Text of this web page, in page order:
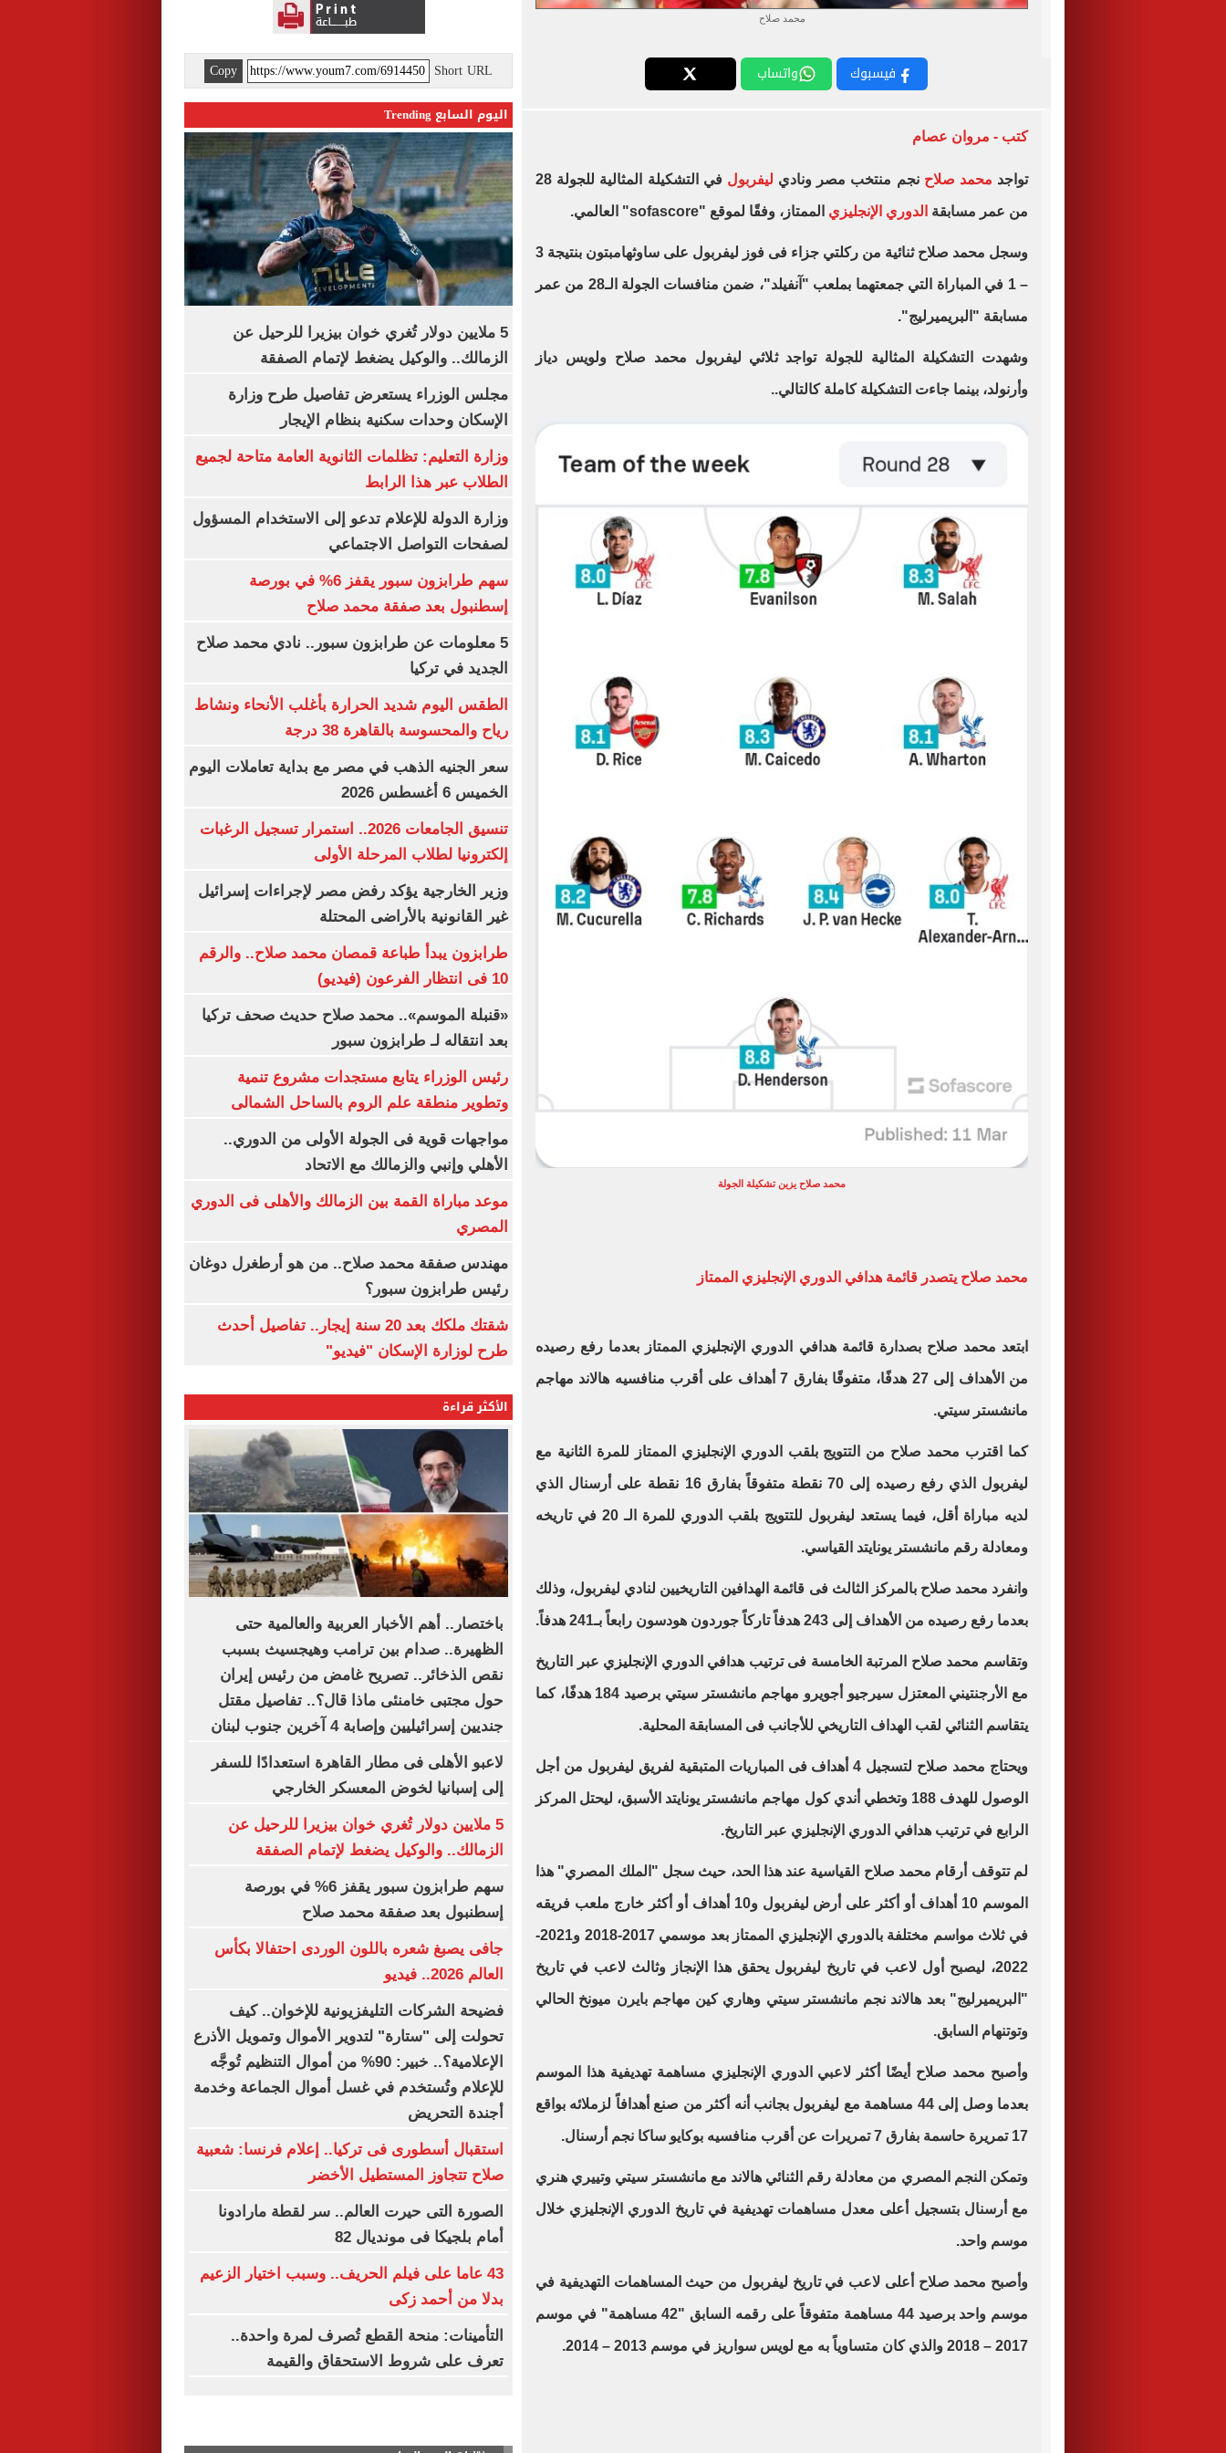
محمد صلاح
فيسبوك واتساب
كتب - مروان عصام
تواجد محمد صلاحنجم منتخب مصر ونادي ليفربول في التشكيلة المثالية للجولة 28
من عمر مسابقة الدوري الإنجليزي الممتاز، وفقًا لموقع "sofascore" العالمي.
وسجل محمد صلاح ثنائية من ركلتي جزاء فى فوز ليفربول على ساوثهامبتون بنتيجة 3
– 1 في المباراة التي جمعتهما بملعب "آنفيلد"، ضمن منافسات الجولة الـ28 من عمر
مسابقة "البريميرليج".
وشهدت التشكيلة المثالية للجولة تواجد ثلاثي ليفربول محمد صلاح ولويس دياز
وأرنولد، بينما جاءت التشكيلة كاملة كالتالي..
محمد صلاح يزين تشكيلة الجولة
محمد صلاح يتصدر قائمة هدافي الدوري الإنجليزي الممتاز
ابتعد محمد صلاح بصدارة قائمة هدافي الدوري الإنجليزي الممتاز بعدما رفع رصيده
من الأهداف إلى 27 هدفًا، متفوقًا بفارق 7 أهداف على أقرب منافسيه هالاند مهاجم
مانشستر سيتي.
كما اقترب محمد صلاح من التتويج بلقب الدوري الإنجليزي الممتاز للمرة الثانية مع
ليفربول الذي رفع رصيده إلى 70 نقطة متفوقاً بفارق 16 نقطة على أرسنال الذي
لديه مباراة أقل، فيما يستعد ليفربول للتتويج بلقب الدوري للمرة الـ 20 في تاريخه
ومعادلة رقم مانشستر يونايتد القياسي.
وانفرد محمد صلاح بالمركز الثالث فى قائمة الهدافين التاريخيين لنادي ليفربول، وذلك
بعدما رفع رصيده من الأهداف إلى 243 هدفاً تاركاً جوردون هودسون رابعاً بـ241 هدفاً.
وتقاسم محمد صلاح المرتبة الخامسة فى ترتيب هدافي الدوري الإنجليزي عبر التاريخ
مع الأرجنتيني المعتزل سيرجيو أجويرو مهاجم مانشستر سيتي برصيد 184 هدفًا، كما
يتقاسم الثنائي لقب الهداف التاريخي للأجانب فى المسابقة المحلية.
ويحتاج محمد صلاح لتسجيل 4 أهداف فى المباريات المتبقية لفريق ليفربول من أجل
الوصول للهدف 188 وتخطي أندي كول مهاجم مانشستر يونايتد الأسبق، ليحتل المركز
الرابع في ترتيب هدافي الدوري الإنجليزي عبر التاريخ.
لم تتوقف أرقام محمد صلاح القياسية عند هذا الحد، حيث سجل "الملك المصري" هذا
الموسم 10 أهداف أو أكثر على أرض ليفربول و10 أهداف أو أكثر خارج ملعب فريقه
في ثلاث مواسم مختلفة بالدوري الإنجليزي الممتاز بعد موسمي 2017-2018 و2021-
2022، ليصبح أول لاعب في تاريخ ليفربول يحقق هذا الإنجاز وثالث لاعب في تاريخ
"البريميرليج" بعد هالاند نجم مانشستر سيتي وهاري كين مهاجم بايرن ميونخ الحالي
وتوتنهام السابق.
وأصبح محمد صلاح أيضًا أكثر لاعبي الدوري الإنجليزي مساهمة تهديفية هذا الموسم
بعدما وصل إلى 44 مساهمة مع ليفربول بجانب أنه أكثر من صنع أهدافاً لزملائه بواقع
17 تمريرة حاسمة بفارق 7 تمريرات عن أقرب منافسيه بوكايو ساكا نجم أرسنال.
وتمكن النجم المصري من معادلة رقم الثنائي هالاند مع مانشستر سيتي وتييري هنري
مع أرسنال بتسجيل أعلى معدل مساهمات تهديفية في تاريخ الدوري الإنجليزي خلال
موسم واحد.
وأصبح محمد صلاح أعلى لاعب في تاريخ ليفربول من حيث المساهمات التهديفية في
موسم واحد برصيد 44 مساهمة متفوقاً على رقمه السابق "42 مساهمة" في موسم
2017 – 2018 والذي كان متساوياً به مع لويس سواريز في موسم 2013 – 2014.
Short URL
Copy
اليوم السابع Trending
5 ملايين دولار تُغري خوان بيزيرا للرحيل عن
الزمالك.. والوكيل يضغط لإتمام الصفقة
مجلس الوزراء يستعرض تفاصيل طرح وزارة
الإسكان وحدات سكنية بنظام الإيجار
وزارة التعليم: تظلمات الثانوية العامة متاحة لجميع
الطلاب عبر هذا الرابط
وزارة الدولة للإعلام تدعو إلى الاستخدام المسؤول
لصفحات التواصل الاجتماعي
سهم طرابزون سبور يقفز 6% في بورصة
إسطنبول بعد صفقة محمد صلاح
5 معلومات عن طرابزون سبور.. نادي محمد صلاح
الجديد في تركيا
الطقس اليوم شديد الحرارة بأغلب الأنحاء ونشاط
رياح والمحسوسة بالقاهرة 38 درجة
سعر الجنيه الذهب في مصر مع بداية تعاملات اليوم
الخميس 6 أغسطس 2026
تنسيق الجامعات 2026.. استمرار تسجيل الرغبات
إلكترونيا لطلاب المرحلة الأولى
وزير الخارجية يؤكد رفض مصر لإجراءات إسرائيل
غير القانونية بالأراضى المحتلة
طرابزون يبدأ طباعة قمصان محمد صلاح.. والرقم
10 فى انتظار الفرعون (فيديو)
«قنبلة الموسم».. محمد صلاح حديث صحف تركيا
بعد انتقاله لـ طرابزون سبور
رئيس الوزراء يتابع مستجدات مشروع تنمية
وتطوير منطقة علم الروم بالساحل الشمالى
مواجهات قوية فى الجولة الأولى من الدوري..
الأهلي وإنبي والزمالك مع الاتحاد
موعد مباراة القمة بين الزمالك والأهلى فى الدوري
المصري
مهندس صفقة محمد صلاح.. من هو أرطغرل دوغان
رئيس طرابزون سبور؟
شقتك ملكك بعد 20 سنة إيجار.. تفاصيل أحدث
طرح لوزارة الإسكان "فيديو"
الأكثر قراءة
باختصار.. أهم الأخبار العربية والعالمية حتى
الظهيرة.. صدام بين ترامب وهيجسيث بسبب
نقص الذخائر.. تصريح غامض من رئيس إيران
حول مجتبى خامنئى ماذا قال؟.. تفاصيل مقتل
جنديين إسرائيليين وإصابة 4 آخرين جنوب لبنان
لاعبو الأهلى فى مطار القاهرة استعدادًا للسفر
إلى إسبانيا لخوض المعسكر الخارجي
5 ملايين دولار تُغري خوان بيزيرا للرحيل عن
الزمالك.. والوكيل يضغط لإتمام الصفقة
سهم طرابزون سبور يقفز 6% في بورصة
إسطنبول بعد صفقة محمد صلاح
جافى يصبغ شعره باللون الوردى احتفالا بكأس
العالم 2026.. فيديو
فضيحة الشركات التليفزيونية للإخوان.. كيف
تحولت إلى "ستارة" لتدوير الأموال وتمويل الأذرع
الإعلامية؟.. خبير: 90% من أموال التنظيم تُوجَّه
للإعلام وتُستخدم في غسل أموال الجماعة وخدمة
أجندة التحريض
استقبال أسطورى فى تركيا.. إعلام فرنسا: شعبية
صلاح تتجاوز المستطيل الأخضر
الصورة التى حيرت العالم.. سر لقطة مارادونا
أمام بلجيكا فى مونديال 82
43 عاما على فيلم الحريف.. وسبب اختيار الزعيم
بدلا من أحمد زكى
التأمينات: منحة القطع تُصرف لمرة واحدة..
تعرف على شروط الاستحقاق والقيمة